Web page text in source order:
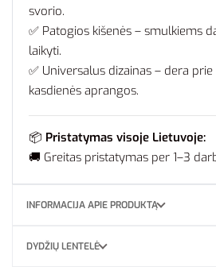
svorio.
✅ Patogios kišenės – smulkiems
laikyti.
✅ Universalus dizainas – dera
kasdienės aprangos.
📦 Pristatymas visoje Lietuvoje:
🚚 Greitas pristatymas per 1–3
INFORMACIJA APIE PRODUKTĄ
DYDŽIŲ LENTELĖ